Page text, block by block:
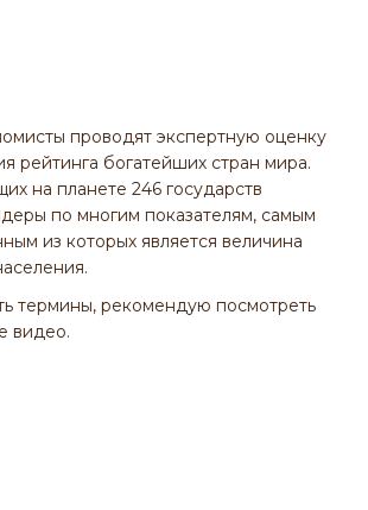
проводят экспертную оценку
рейтинга богатейших стран мира.
на планете 246 государств
по многим показателям, самым
из которых является величина
термины, рекомендую посмотреть
видео.